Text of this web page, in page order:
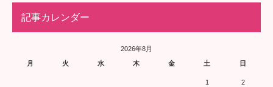
記事カレンダー
2026年8月
月
火 水 木 金 土 日
1 2